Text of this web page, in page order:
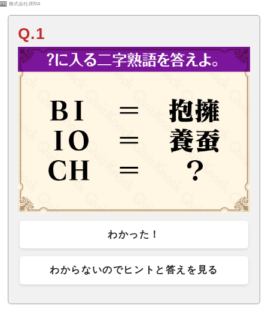
PR 株式会社JERA
Q.1
わかった！
わからないのでヒントと答えを見る